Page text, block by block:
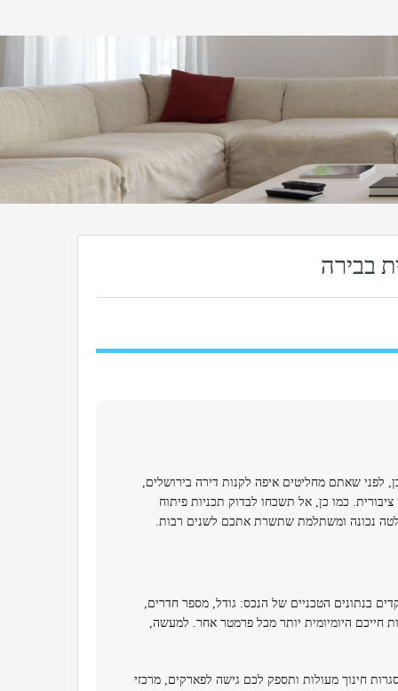
בבירה
לפני שאתם מחליטים איפה לקנות דירה בירושלים,
כמו כן, אל תשכחו לבדוק תכניות פיתוח
נכונה ומשתלמת שתשרת אתכם לשנים רבות.
בנתונים הטכניים של הנכס: גודל, מספר חדרים,
חייכם היומיומית יותר מכל פרמטר אחר. למעשה,
חינוך מעולות ותספק לכם גישה לפארקים, מרכזי